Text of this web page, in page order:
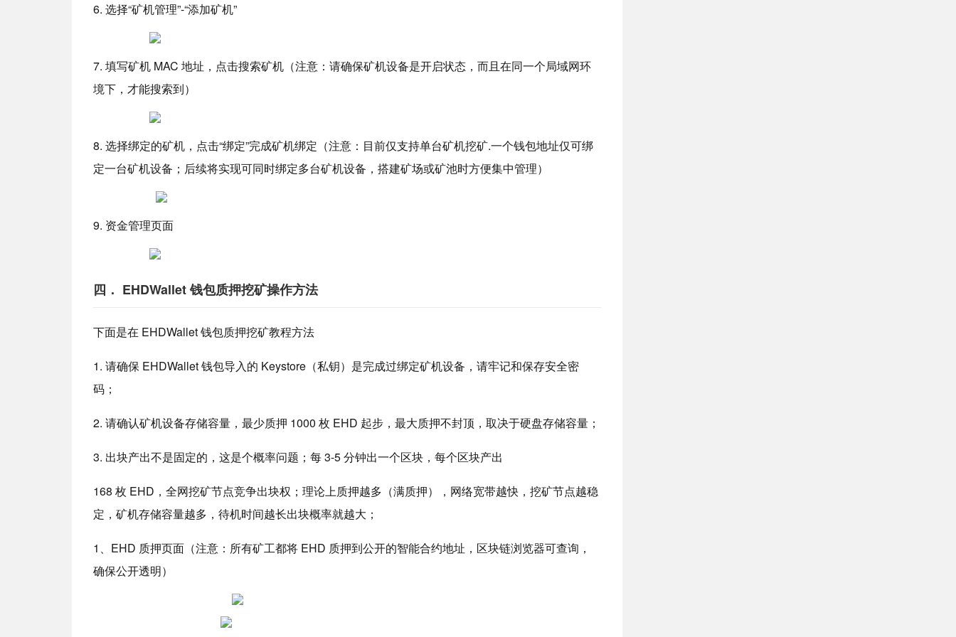
6. 选择“矿机管理”-“添加矿机”
7. 填写矿机 MAC 地址，点击搜索矿机 （注意：请确保矿机设备是开启状态，而且在同一个局域网环
境下，才能搜索到）
8. 选择绑定的矿机，点击“绑定”完成矿机绑定（注意：目前仅支持单台矿机挖矿.一个钱包地址仅可绑
定一台矿机设备；后续将实现可同时绑定多台矿机设备，搭建矿场或矿池时方便集中管理）
9. 资金管理页面
四． EHDWallet 钱包质押挖矿操作方法
下面是在 EHDWallet 钱包质押挖矿教程方法
1. 请确保 EHDWallet 钱包导入的 Keystore（私钥）是完成过绑定矿机设备，请牢记和保存安全密
码；
2. 请确认矿机设备存储容量，最少质押 1000 枚 EHD 起步，最大质押不封顶，取决于硬盘存储容量；
3. 出块产出不是固定的，这是个概率问题；每 3-5 分钟出一个区块，每个区块产出
168 枚 EHD，全网挖矿节点竞争出块权；理论上质押越多（满质押），网络宽带越快，挖矿节点越稳
定，矿机存储容量越多，待机时间越长出块概率就越大；
1、EHD 质押页面 （注意：所有矿工都将 EHD 质押到公开的智能合约地址，区块链浏览器可查询，
确保公开透明）